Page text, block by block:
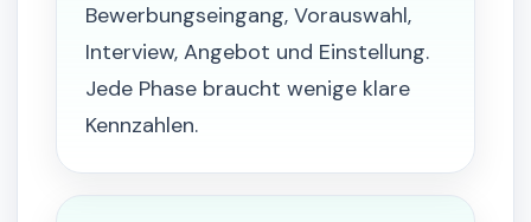
Bewerbungseingang, Vorauswahl,
Interview, Angebot und Einstellung.
Jede Phase braucht wenige klare
Kennzahlen.